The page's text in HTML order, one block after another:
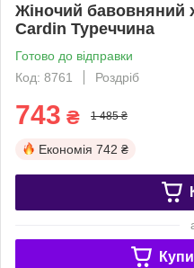
Жіночий бавовняний
Cardin Туреччина
Готово до відправки
Код: 8761
Роздріб
743 ₴ 1 485 ₴
Економія 742 ₴